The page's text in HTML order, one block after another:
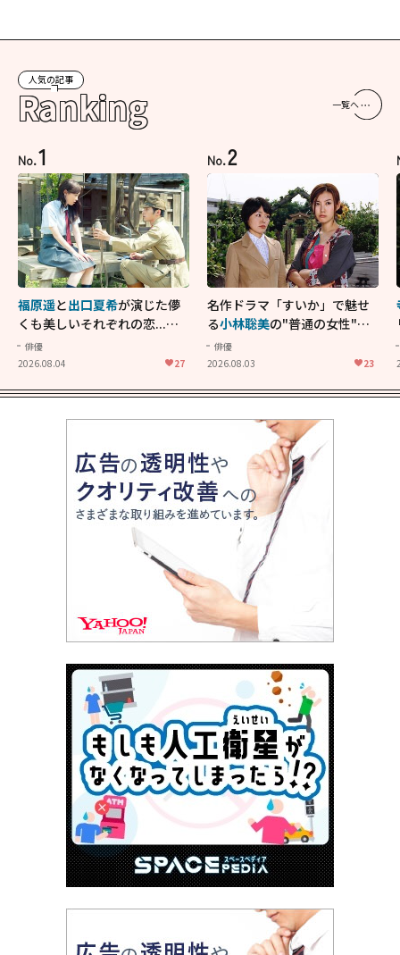
人気の記事
Ranking 一覧へ
No.1
福原遥と出口夏希が演じた儚
くも美しいそれぞれの恋...生
きることの尊さを教えてくれ
た映画「あの花が咲く丘で、
俳優
2026.08.04
27
No.2
名作ドラマ「すいか」で魅せ
る小林聡美の"普通の女性"が
大人に刺さる...映画「かもめ
食堂」にも通じる静かな芝居
俳優
2026.08.03
23